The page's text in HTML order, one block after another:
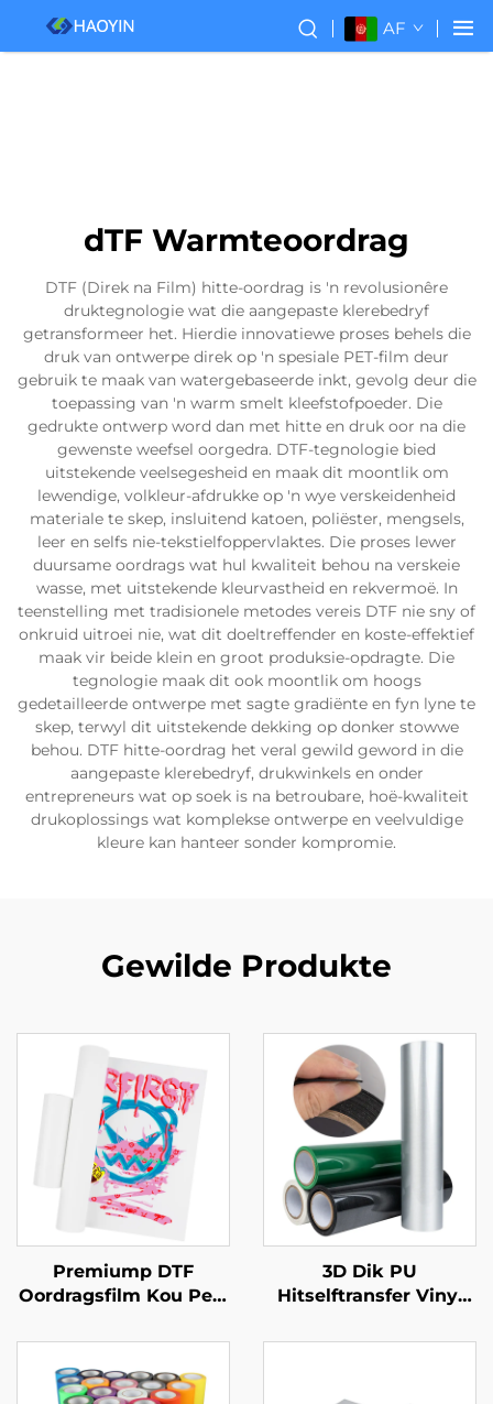
AF
dTF Warmteoordrag
DTF (Direk na Film) hitte-oordrag is 'n revolusionêre
druktegnologie wat die aangepaste klerebedryf
getransformeer het. Hierdie innovatiewe proses behels die
druk van ontwerpe direk op 'n spesiale PET-film deur
gebruik te maak van watergebaseerde inkt, gevolg deur die
toepassing van 'n warm smelt kleefstofpoeder. Die
gedrukte ontwerp word dan met hitte en druk oor na die
gewenste weefsel oorgedra. DTF-tegnologie bied
uitstekende veelsegesheid en maak dit moontlik om
lewendige, volkleur-afdrukke op 'n wye verskeidenheid
materiale te skep, insluitend katoen, poliëster, mengsels,
leer en selfs nie-tekstielfoppervlaktes. Die proses lewer
duursame oordrags wat hul kwaliteit behou na verskeie
wasse, met uitstekende kleurvastheid en rekvermoë. In
teenstelling met tradisionele metodes vereis DTF nie sny of
onkruid uitroei nie, wat dit doeltreffender en koste-effektief
maak vir beide klein en groot produksie-opdragte. Die
tegnologie maak dit ook moontlik om hoogs
gedetailleerde ontwerpe met sagte gradiënte en fyn lyne te
skep, terwyl dit uitstekende dekking op donker stowwe
behou. DTF hitte-oordrag het veral gewild geword in die
aangepaste klerebedryf, drukwinkels en onder
entrepreneurs wat op soek is na betroubare, hoë-kwaliteit
drukoplossings wat komplekse ontwerpe en veelvuldige
kleure kan hanteer sonder kompromie.
Gewilde Produkte
Premiump DTF
Oordragsfilm Kou Peel
3D Dik PU
Hitselftransfer Vinyl
Logo Ontwerp